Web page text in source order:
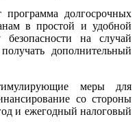
долгосрочных
в простой и удобной
на случай
дополнительный
меры для
со стороны
и ежегодный налоговый